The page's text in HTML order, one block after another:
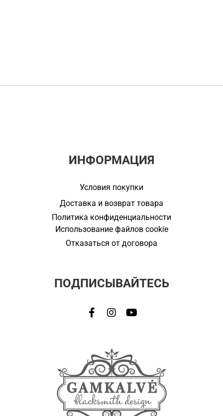
ИНФОРМАЦИЯ
Условия покупки
Доставка и возврат товара
Политика конфиденциальности
Использование файлов cookie
Отказаться от договора
ПОДПИСЫВАЙТЕСЬ